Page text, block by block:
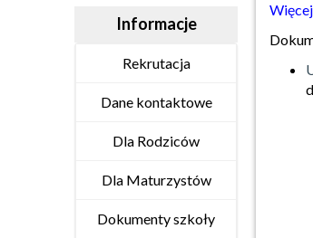
Informacje
Rekrutacja
Dane kontaktowe
Dla Rodziców
Dla Maturzystów
Dokumenty szkoły